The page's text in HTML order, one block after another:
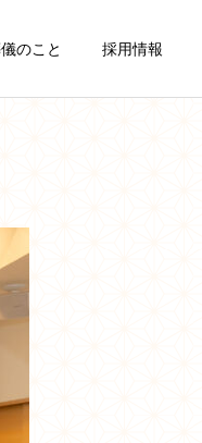
のこと 採用情報
葬
メ
葬
す